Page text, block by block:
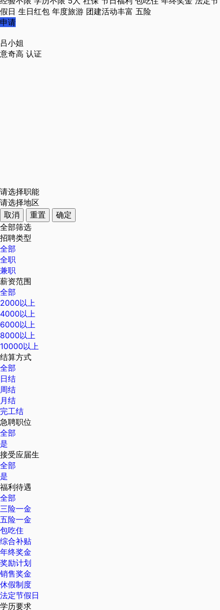
假日 生日红包 年度旅游 团建活动丰富 五险
申请
吕小姐
意奇高 认证
请选择职能
请选择地区
取消
重置
确定
全部筛选
招聘类型
全部
全职
兼职
薪资范围
全部
2000以上
4000以上
6000以上
8000以上
10000以上
结算方式
全部
日结
周结
月结
完工结
急聘职位
全部
是
接受应届生
全部
是
福利待遇
全部
三险一金
五险一金
包吃住
综合补贴
年终奖金
奖励计划
销售奖金
休假制度
法定节假日
学历要求